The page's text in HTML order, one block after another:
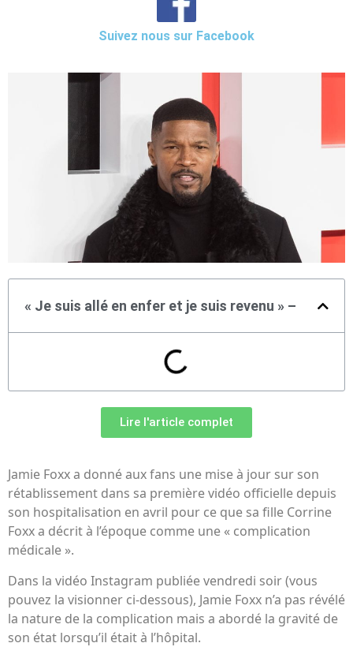
Suivez nous sur Facebook
« Je suis allé en enfer et je suis revenu » –
Lire l'article complet
Jamie Foxx a donné aux fans une mise à jour sur son
rétablissement dans sa première vidéo officielle depuis
son hospitalisation en avril pour ce que sa fille Corrine
Foxx a décrit à l’époque comme une « complication
médicale ».
Dans la vidéo Instagram publiée vendredi soir (vous
pouvez la visionner ci-dessous), Jamie Foxx n’a pas révélé
la nature de la complication mais a abordé la gravité de
son état lorsqu’il était à l’hôpital.